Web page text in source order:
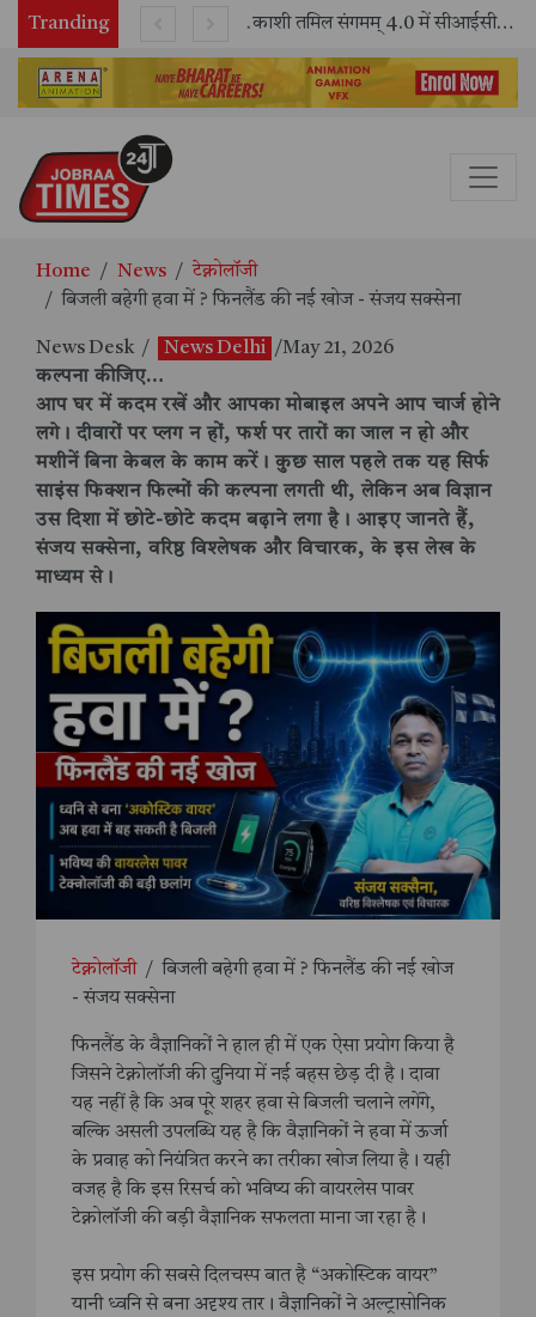
Tranding काशी तमिल संगमम् 4.0 में सीआईसीटी का स्टॉल बना तमिल भाषा और संस्कृति का केंद्र, ‘तमिल करकलाम’ से सीखना हुआ सरल
Home News
टेक्नोलॉजी
बिजली बहेगी हवा में ? फिनलैंड की नई खोज - संजय सक्सेना
News Desk / News Delhi /May 21, 2026
कल्पना कीजिए…
आप घर में कदम रखें और आपका मोबाइल अपने आप चार्ज होने
लगे। दीवारों पर प्लग न हों, फर्श पर तारों का जाल न हो और
मशीनें बिना केबल के काम करें। कुछ साल पहले तक यह सिर्फ
साइंस फिक्शन फिल्मों की कल्पना लगती थी, लेकिन अब विज्ञान
उस दिशा में छोटे-छोटे कदम बढ़ाने लगा है। आइए जानते हैं,
संजय सक्सेना, वरिष्ठ विश्लेषक और विचारक, के इस लेख के
माध्यम से।
टेक्नोलॉजी / बिजली बहेगी हवा में ? फिनलैंड की नई खोज
- संजय सक्सेना
फिनलैंड के वैज्ञानिकों ने हाल ही में एक ऐसा प्रयोग किया है
जिसने टेक्नोलॉजी की दुनिया में नई बहस छेड़ दी है। दावा
यह नहीं है कि अब पूरे शहर हवा से बिजली चलाने लगेंगे,
बल्कि असली उपलब्धि यह है कि वैज्ञानिकों ने हवा में ऊर्जा
के प्रवाह को नियंत्रित करने का तरीका खोज लिया है। यही
वजह है कि इस रिसर्च को भविष्य की वायरलेस पावर
टेक्नोलॉजी की बड़ी वैज्ञानिक सफलता माना जा रहा है।
इस प्रयोग की सबसे दिलचस्प बात है “अकोस्टिक वायर”
यानी ध्वनि से बना अदृश्य तार। वैज्ञानिकों ने अल्ट्रासोनिक